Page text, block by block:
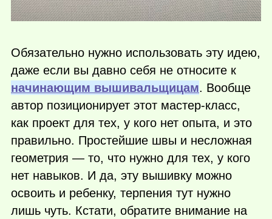
Обязательно нужно использовать эту идею,
даже если вы давно себя не относите к
начинающим вышивальщицам. Вообще
автор позиционирует этот мастер-класс,
как проект для тех, у кого нет опыта, и это
правильно. Простейшие швы и несложная
геометрия — то, что нужно для тех, у кого
нет навыков. И да, эту вышивку можно
освоить и ребенку, терпения тут нужно
лишь чуть. Кстати, обратите внимание на